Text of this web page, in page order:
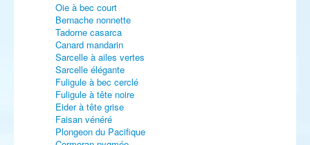
Oie à bec court
Bernache nonnette
Tadorne casarca
Canard mandarin
Sarcelle à ailes vertes
Sarcelle élégante
Fuligule à bec cerclé
Fuligule à tête noire
Eider à tête grise
Faisan vénéré
Plongeon du Pacifique